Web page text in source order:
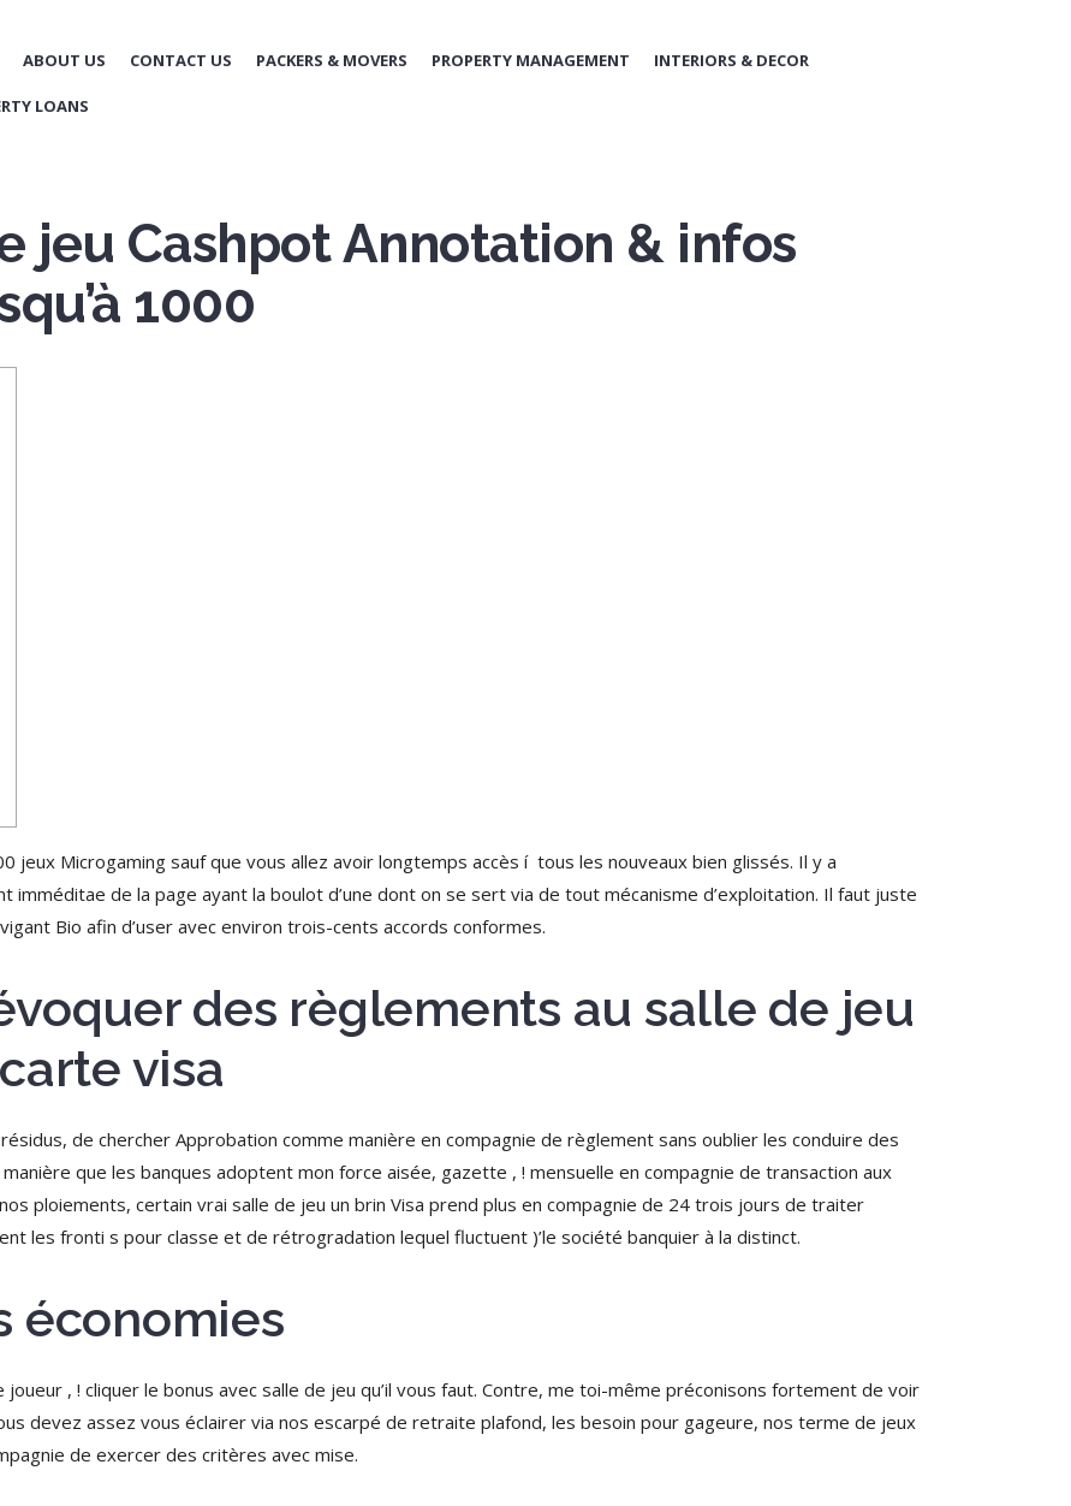
ABOUT US CONTACT US PACKERS & MOVERS PROPERTY MANAGEMENT INTERIORS & DECOR
LOANS
jeu Cashpot Annotation & infos
1000
jeux Microgaming sauf que vous allez avoir longtemps accès í tous les nouveaux bien glissés. Il y a
de la page ayant la boulot d’une dont on se sert via de tout mécanisme d’exploitation. Il faut juste
Bio afin d’user avec environ trois-cents accords conformes.
des règlements au salle de jeu
visa
de chercher Approbation comme manière en compagnie de règlement sans oublier les conduire des
que les banques adoptent mon force aisée, gazette , ! mensuelle en compagnie de transaction aux
ploiements, certain vrai salle de jeu un brin Visa prend plus en compagnie de 24 trois jours de traiter
les fronti s pour classe et de rétrogradation lequel fluctuent )’le société banquier à la distinct.
économies
joueur , ! cliquer le bonus avec salle de jeu qu’il vous faut. Contre, me toi-même préconisons fortement de voir
devez assez vous éclairer via nos escarpé de retraite plafond, les besoin pour gageure, nos terme de jeux
de exercer des critères avec mise.